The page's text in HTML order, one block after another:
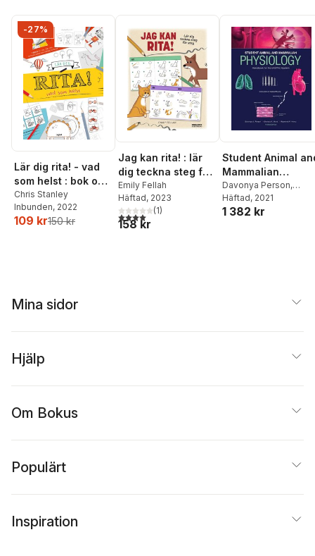
-27%
Lär dig rita! - vad
som helst : bok och
ritblock
Chris Stanley
Inbunden, 2022
109 kr150 kr
Jag kan rita! : lär
dig teckna steg för
steg
Emily Fellah
Häftad, 2023
4,0utav 5 stjärnor. Totalt antal röster:
(1)
158 kr
Student Animal
Mammalian
Physiology
Handbook for the
BIOPAC System
Davonya Person,
Chelsea Ward
Raymond P Henry
Häftad, 2021
1 382 kr
Mina sidor
Hjälp
Om Bokus
Populärt
Inspiration